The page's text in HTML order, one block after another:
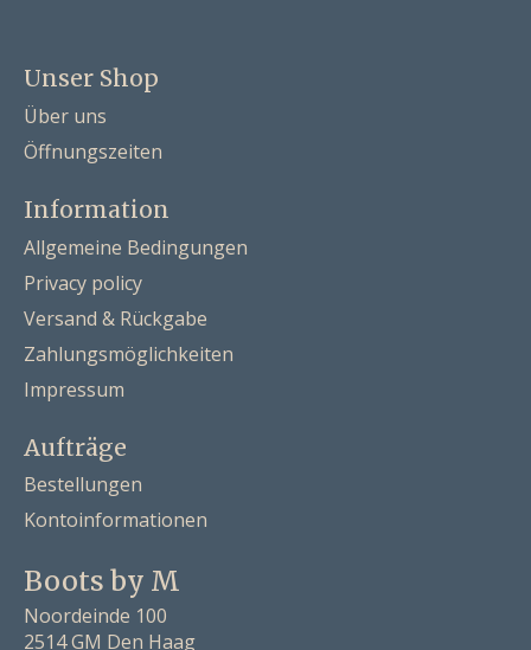
Unser Shop
Über uns
Öffnungszeiten
Information
Allgemeine Bedingungen
Privacy policy
Versand & Rückgabe
Zahlungsmöglichkeiten
Impressum
Aufträge
Bestellungen
Kontoinformationen
Boots by M
Noordeinde 100
2514 GM Den Haag